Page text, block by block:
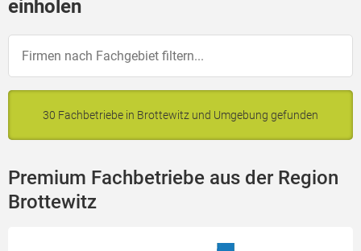
einholen
30 Fachbetriebe in Brottewitz und Umgebung gefunden
Premium Fachbetriebe aus der Region
Brottewitz